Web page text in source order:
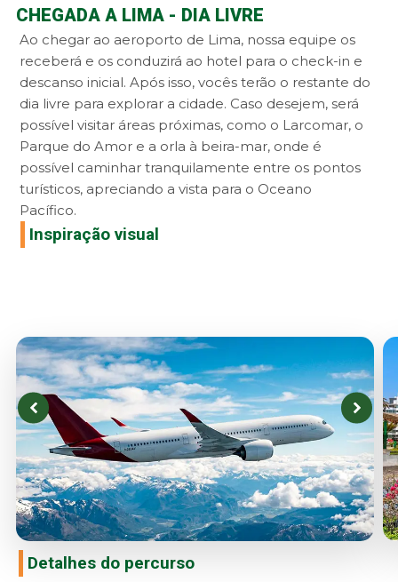
CHEGADA A LIMA - DIA LIVRE
Ao chegar ao aeroporto de Lima, nossa equipe os
receberá e os conduzirá ao hotel para o check-in e
descanso inicial. Após isso, vocês terão o restante do
dia livre para explorar a cidade. Caso desejem, será
possível visitar áreas próximas, como o Larcomar, o
Parque do Amor e a orla à beira-mar, onde é
possível caminhar tranquilamente entre os pontos
turísticos, apreciando a vista para o Oceano
Pacífico.
Inspiração visual
Detalhes do percurso